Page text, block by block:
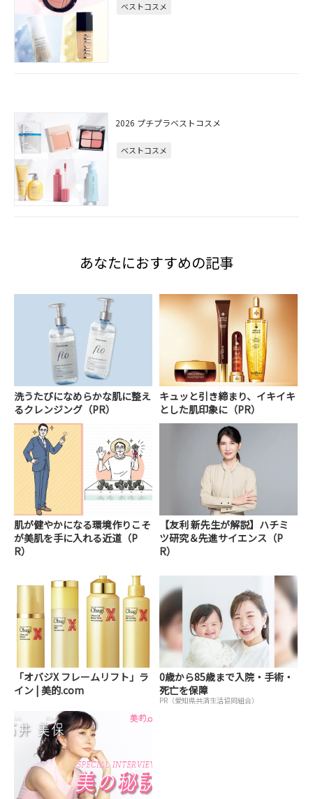
ベストコスメ
2026 プチプラベストコスメ
ベストコスメ
あなたにおすすめの記事
洗うたびになめらかな肌に整え
るクレンジング（PR）
キュッと引き締まり、イキイキ
とした肌印象に（PR）
肌が健やかになる環境作りこそ
が美肌を手に入れる近道（P
R）
【友利 新先生が解説】ハチミ
ツ研究＆先進サイエンス（P
R）
「オバジX フレームリフト」ラ
イン | 美的.com
0歳から85歳まで入院・手術・
死亡を保障
PR（愛知県共済生活協同組合）